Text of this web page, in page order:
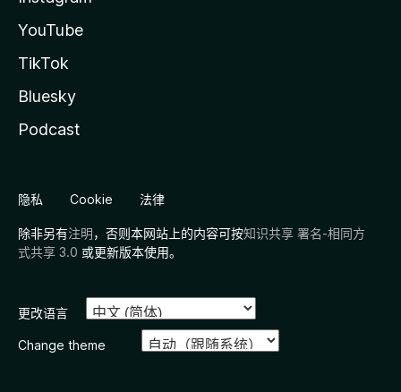
YouTube
TikTok
Bluesky
Podcast
隐私 Cookie 法律
除非另有注明，否则本网站上的内容可按知识共享 署名-相同方
式共享 3.0 或更新版本使用。
更改语言
Change theme